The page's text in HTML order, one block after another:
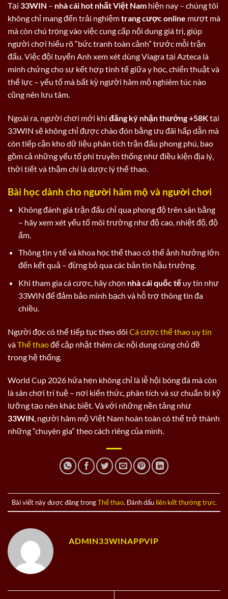
Tại 33WIN – nhà cái hot nhất Việt Nam hiện nay – chúng tôi
không chỉ mang đến trải nghiệmtrang cược online mượt mà
mà còn chú trọng vào việc cung cấp nội dung giá trị, giúp
người chơi hiểu rõ “bức tranh toàn cảnh” trước mỗi trận
đấu. Việc đội tuyển Anh xem xét dùng Viagra tại Azteca là
minh chứng cho sự kết hợp tinh tế giữa y học, chiến thuật và
thể lực – yếu tố mà bất kỳ người hâm mộ nghiêm túc nào
cũng nên lưu tâm.
Ngoài ra, người chơi mới khi đăng ký nhận thưởng +58Ktại
33WIN sẽ không chỉ được chào đón bằng ưu đãi hấp dẫn mà
còn tiếp cận kho dữ liệu phân tích trận đấu phong phú, bao
gồm cả những yếu tố phi truyền thống như điều kiện địa lý,
thời tiết và thậm chí là dược lý thể thao.
Bài học dành cho người hâm mộ và người chơi
Không đánh giá trận đấu chỉ qua phong độ trên sân bằng
– hãy xem xét yếu tố môi trường như độ cao, nhiệt độ, độ
ẩm.
Thông tin y tế và khoa học thể thao có thể ảnh hưởng lớn
đến kết quả – đừng bỏ qua các bản tin hậu trường.
Khi tham gia cá cược, hãy chọn nhà cái quốc tếuy tín như
33WIN để đảm bảo minh bạch và hỗ trợ thông tin đa
chiều.
Người đọc có thể tiếp tục theo dõi Cá cược thể thao uy tín
vàThể thaođể cập nhật thêm các nội dung cùng chủ đề
trong hệ thống.
World Cup 2026 hứa hẹn không chỉ là lễ hội bóng đá mà còn
là sân chơi trí tuệ – nơi kiến thức, phân tích và sự chuẩn bị kỹ
lưỡng tạo nên khác biệt. Và với những nền tảng như
33WIN, người hâm mộ Việt Nam hoàn toàn có thể trở thành
những “chuyên gia” theo cách riêng của mình.
Bài viết này được đăng trongThể thao. Đánh dấu liên kết thường trực.
ADMIN33WINAPPVIP